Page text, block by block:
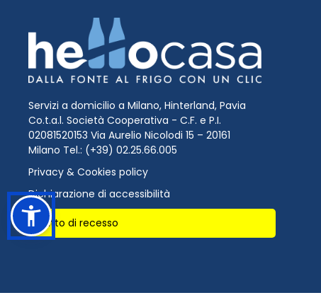
Servizi a domicilio a Milano, Hinterland, Pavia
Co.t.a.l. Società Cooperativa - C.F. e P.I.
02081520153 Via Aurelio Nicolodi 15 – 20161
Milano Tel.: (+39) 02.25.66.005
Privacy & Cookies policy
Dichiarazione di accessibilità
Diritto di recesso